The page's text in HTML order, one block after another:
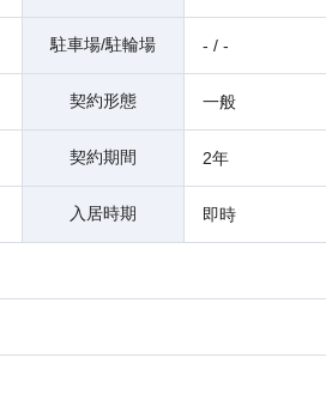
駐車場/駐輪場 - / -
契約形態 一般
契約期間 2年
入居時期 即時